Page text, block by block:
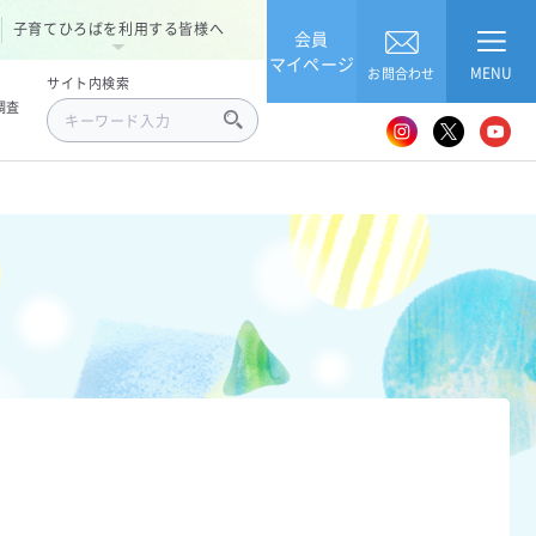
子育てひろばを利用する皆様へ
査
サイト内検索
会員
マイページ
お問合わせ MENU